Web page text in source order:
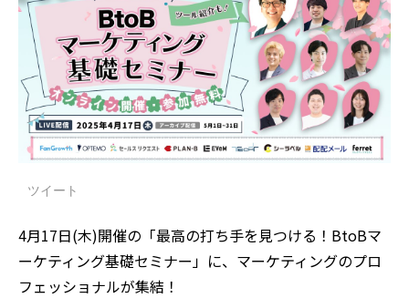
ツイート
4月17日(木)開催の「最高の打ち手を見つける！BtoBマ
ーケティング基礎セミナー」に、マーケティングのプロ
フェッショナルが集結！